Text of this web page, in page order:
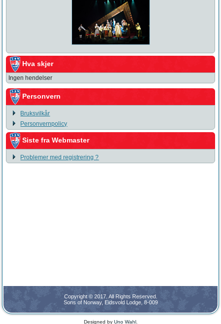
Hva skjer
Ingen hendelser
Personvern
Bruksvilkår
Personvernpolicy
Siste fra Webmaster
Problemer med registrering ?
Copyright © 2017. All Rights Reserved.
Sons of Norway, Eidsvold Lodge, 8-009
Designed by Uno Wahl.